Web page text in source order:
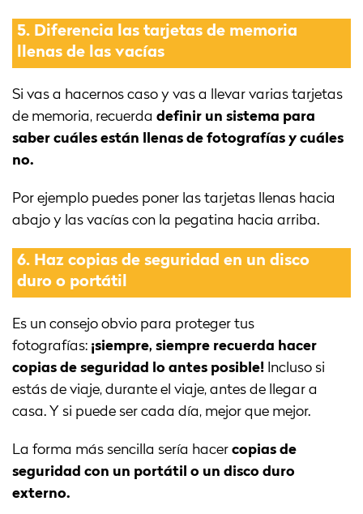
5. Diferencia las tarjetas de memoria
llenas de las vacías
Si vas a hacernos caso y vas a llevar varias tarjetas
de memoria, recuerda definir un sistema para
saber cuáles están llenas de fotografías y cuáles
no.
Por ejemplo puedes poner las tarjetas llenas hacia
abajo y las vacías con la pegatina hacia arriba.
6. Haz copias de seguridad en un disco
duro o portátil
Es un consejo obvio para proteger tus
fotografías: ¡siempre, siempre recuerda hacer
copias de seguridad lo antes posible! Incluso si
estás de viaje, durante el viaje, antes de llegar a
casa. Y si puede ser cada día, mejor que mejor.
La forma más sencilla sería hacer copias de
seguridad con un portátil o un disco duro
externo.